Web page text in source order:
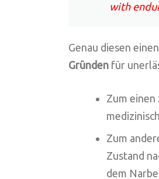
with
Genau diesen
Gründen für
Zum einen
Zum
Zustand
dem